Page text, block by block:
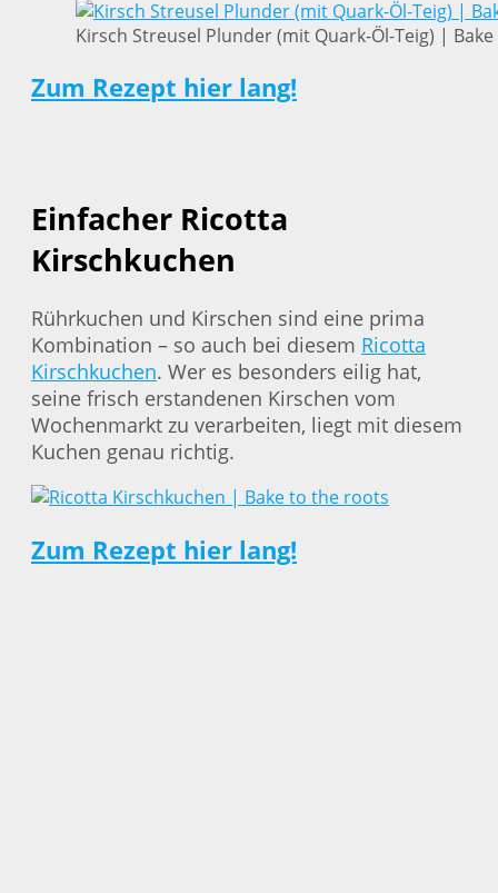
Kirsch Streusel Plunder (mit Quark-Öl-Teig) |
Zum Rezept hier lang!
Einfacher Ricotta
Kirschkuchen
Rührkuchen und Kirschen sind eine prima
Kombination – so auch bei diesem Ricotta
Kirschkuchen. Wer es besonders eilig hat,
seine frisch erstandenen Kirschen vom
Wochenmarkt zu verarbeiten, liegt mit diesem
Kuchen genau richtig.
Zum Rezept hier lang!